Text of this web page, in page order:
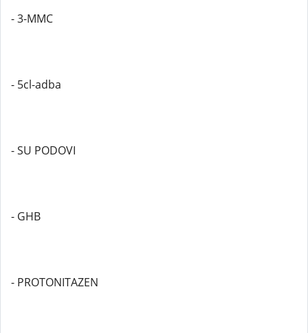
- 3-MMC
- 5cl-adba
- SU PODOVI
- GHB
- PROTONITAZEN